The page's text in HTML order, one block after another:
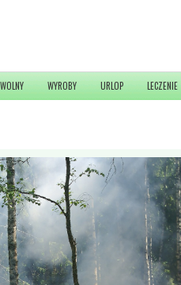
WYROBY URLOP LECZENIE